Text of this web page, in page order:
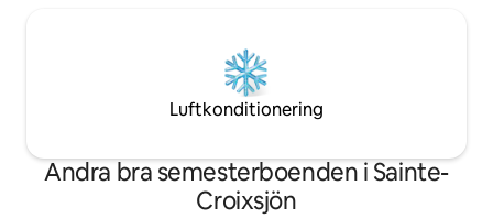
Luftkonditionering
Andra bra semesterboenden i Sainte-
Croixsjön